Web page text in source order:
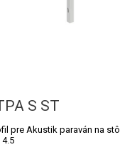
S ST
pre Akustik paraván na stôl
4.5